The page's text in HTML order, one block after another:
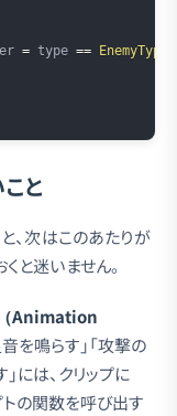
= type == EnemyType
と
次はこのあたりが
と迷いません。
（Animation
を鳴らす」「攻撃の
には、クリップに
の関数を呼び出す